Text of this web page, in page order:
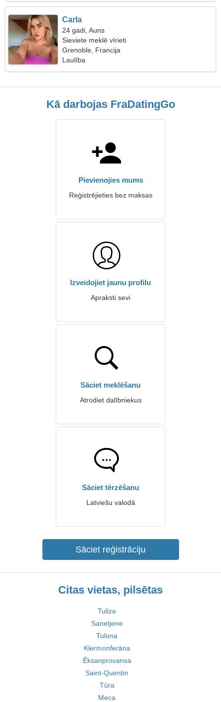
Carla
24 gadi, Auns
Sieviete meklē vīrieti
Grenoble, Francija
Laulība
Kā darbojas FraDatingGo
Pievienojies mums
Reģistrējieties bez maksas
Izveidojiet jaunu profilu
Apraksti sevi
Sāciet meklēšanu
Atrodiet dalībniekus
Sāciet tērzēšanu
Latviešu valodā
Sāciet reģistrāciju
Citas vietas, pilsētas
Tuliza
Sanetjene
Tulona
Klermonferāna
Ēksanprovansa
Saint-Quentin
Tūra
Meca